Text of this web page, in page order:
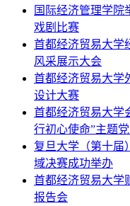
国际经济管理学院
戏剧比赛
首都经济贸易大学
风采展示大会
首都经济贸易大学
设计大赛
首都经济贸易大学
行初心使命”主题
复旦大学（第十届
域决赛成功举办
首都经济贸易大学
报告会